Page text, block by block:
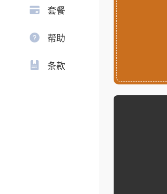
套餐
帮助
条款